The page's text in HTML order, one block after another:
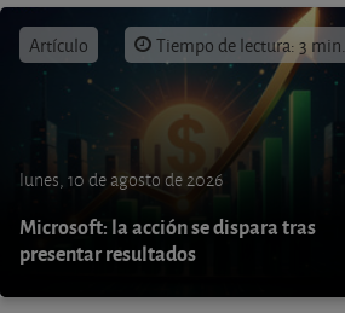
Artículo Tiempo de lectura: 3 min.
lunes, 10 de agosto de 2026
Microsoft: la acción se dispara tras
presentar resultados